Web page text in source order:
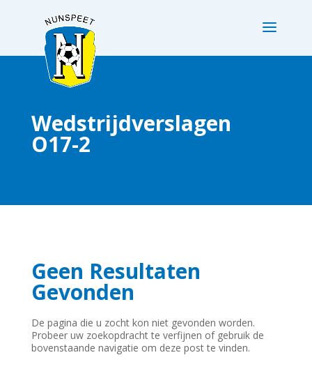
Wedstrijdverslagen
O17-2
Geen Resultaten
Gevonden
De pagina die u zocht kon niet gevonden worden.
Probeer uw zoekopdracht te verfijnen of gebruik de
bovenstaande navigatie om deze post te vinden.